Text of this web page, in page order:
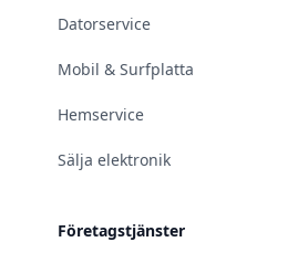
Datorservice
Mobil & Surfplatta
Hemservice
Sälja elektronik
Företagstjänster